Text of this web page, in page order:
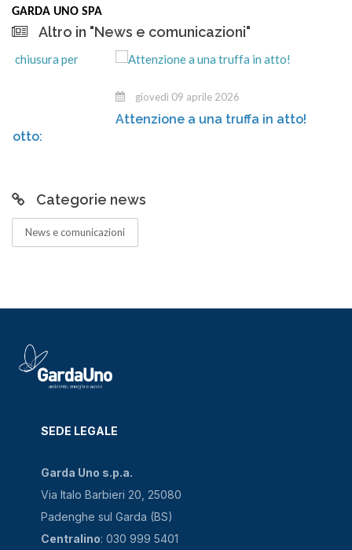
GARDA UNO SPA
Altro in "News e comunicazioni"
giovedì 09 aprile 2026
Attenzione a una truffa in atto!
Categorie news
News e comunicazioni
SEDE LEGALE
Garda Uno s.p.a.
Via Italo Barbieri 20, 25080
Padenghe sul Garda (BS)
Centralino: 030 999 5401